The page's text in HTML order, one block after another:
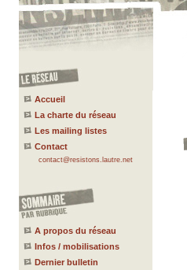
Accueil
La charte du réseau
Les mailing listes
Contact
contact@resistons.lautre.net
A propos du réseau
Infos / mobilisations
Dernier bulletin